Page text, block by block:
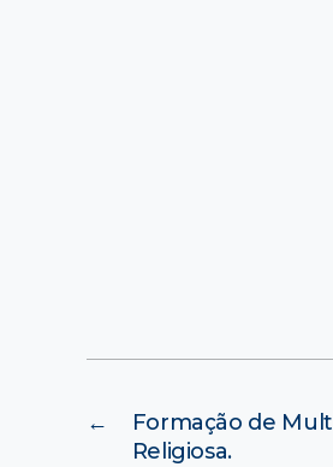
←
Formação de
Religiosa.